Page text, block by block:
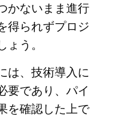
かないまま進行
得られずプロジ
う。
は、技術導入に
要であり、パイ
を確認した上で